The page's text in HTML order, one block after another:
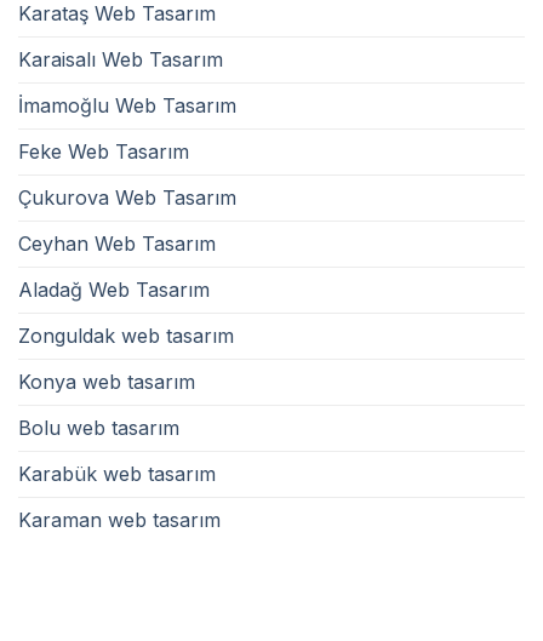
Karataş Web Tasarım
Karaisalı Web Tasarım
İmamoğlu Web Tasarım
Feke Web Tasarım
Çukurova Web Tasarım
Ceyhan Web Tasarım
Aladağ Web Tasarım
Zonguldak web tasarım
Konya web tasarım
Bolu web tasarım
Karabük web tasarım
Karaman web tasarım